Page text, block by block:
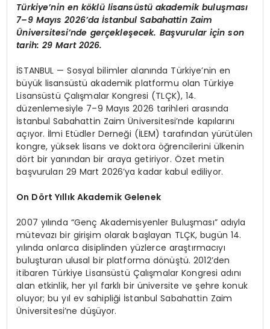
Türkiye’nin en köklü lisansüstü akademik buluşması
7–9 Mayıs 2026’da İstanbul Sabahattin Zaim
Üniversitesi’nde gerçekleşecek. Başvurular için son
tarih: 29 Mart 2026.
İSTANBUL —Sosyal bilimler alanında Türkiye’nin en
büyük lisansüstü akademik platformu olan Türkiye
Lisansüstü Çalışmalar Kongresi (TLÇK), 14.
düzenlemesiyle 7–9 Mayıs 2026 tarihleri arasında
İstanbul Sabahattin Zaim Üniversitesi’nde kapılarını
açıyor. İlmi EtüdlerDerneği (İLEM) tarafından yürütülen
kongre, yüksek lisans ve doktora öğrencilerini ülkenin
dört bir yanından bir araya getiriyor. Özet metin
başvuruları 29 Mart 2026’ya kadar kabul ediliyor.
On Dört Yıllık Akademik Gelenek
2007 yılında “Genç Akademisyenler Buluşması” adıyla
mütevazı bir girişim olarak başlayan TLÇK, bugün 14.
yılında onlarca disiplinden yüzlerce araştırmacıyı
buluşturan ulusal bir platforma dönüştü. 2012’den
itibaren Türkiye Lisansüstü Çalışmalar Kongresi adını
alan etkinlik, her yıl farklı bir üniversite ve şehre konuk
oluyor; bu yıl ev sahipliği İstanbul Sabahattin Zaim
Üniversitesi’ne düşüyor.